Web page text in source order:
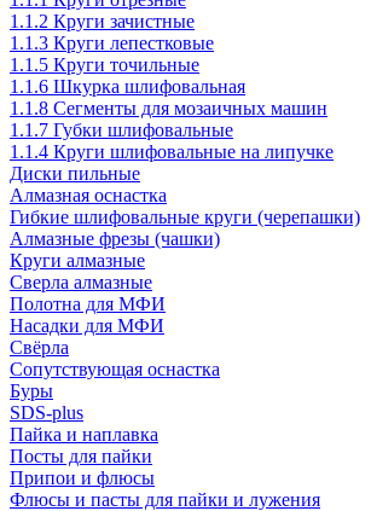
1.1.2 Круги зачистные
1.1.3 Круги лепестковые
1.1.5 Круги точильные
1.1.6 Шкурка шлифовальная
1.1.8 Сегменты для мозаичных машин
1.1.7 Губки шлифовальные
1.1.4 Круги шлифовальные на липучке
Диски пильные
Алмазная оснастка
Гибкие шлифовальные круги (черепашки)
Алмазные фрезы (чашки)
Круги алмазные
Сверла алмазные
Полотна для МФИ
Насадки для МФИ
Свёрла
Сопутствующая оснастка
Буры
SDS-plus
Пайка и наплавка
Посты для пайки
Припои и флюсы
Флюсы и пасты для пайки и лужения